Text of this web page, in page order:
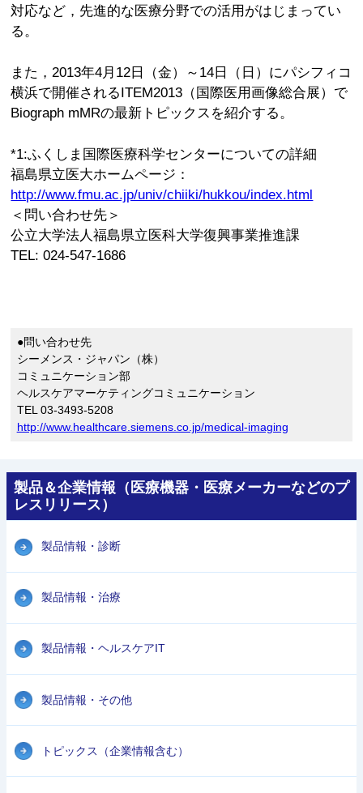
対応など，先進的な医療分野での活用がはじまってい
る。
また，2013年4月12日（金）～14日（日）にパシフィコ
横浜で開催されるITEM2013（国際医用画像総合展）で
Biograph mMRの最新トピックスを紹介する。
*1:ふくしま国際医療科学センターについての詳細
福島県立医大ホームページ：
http://www.fmu.ac.jp/univ/chiiki/hukkou/index.html
＜問い合わせ先＞
公立大学法人福島県立医科大学復興事業推進課
TEL: 024-547-1686
●問い合わせ先
シーメンス・ジャパン（株）
コミュニケーション部
ヘルスケアマーケティングコミュニケーション
TEL 03-3493-5208
http://www.healthcare.siemens.co.jp/medical-imaging
製品＆企業情報（医療機器・医療メーカーなどのプ
レスリリース）
製品情報・診断
製品情報・治療
製品情報・ヘルスケアIT
製品情報・その他
トピックス（企業情報含む）